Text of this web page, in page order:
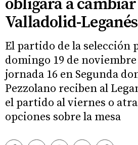
obligará a
Valladolid-Leganés
El partido de la selección
domingo 19 de
jornada 16 en Segunda
Pezzolano reciben al
el partido al viernes o
opciones sobre la mesa